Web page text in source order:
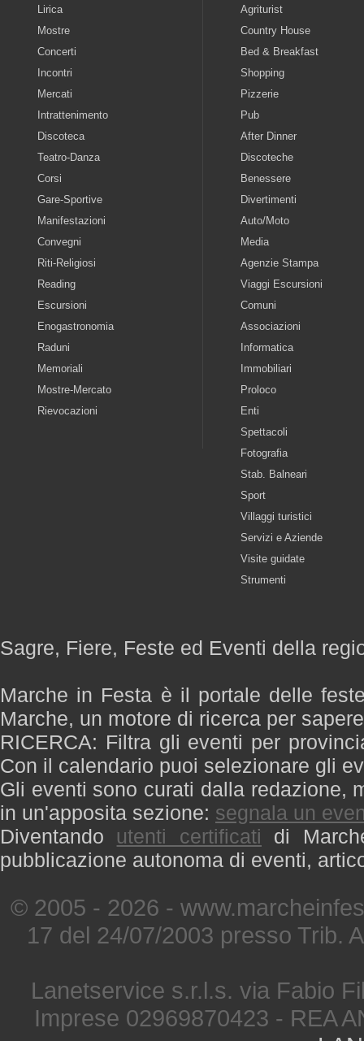
Lirica
Mostre
Concerti
Incontri
Mercati
Intrattenimento
Discoteca
Teatro-Danza
Corsi
Gare-Sportive
Manifestazioni
Convegni
Riti-Religiosi
Reading
Escursioni
Enogastronomia
Raduni
Memoriali
Mostre-Mercato
Rievocazioni
Agriturist
Country House
Bed & Breakfast
Shopping
Pizzerie
Pub
After Dinner
Discoteche
Benessere
Divertimenti
Auto/Moto
Media
Agenzie Stampa
Viaggi Escursioni
Comuni
Associazioni
Informatica
Immobiliari
Proloco
Enti
Spettacoli
Fotografia
Stab. Balneari
Sport
Villaggi turistici
Servizi e Aziende
Visite guidate
Strumenti
Sagre, Fiere, Feste ed Eventi della
Marche in Festa è il portale delle
Marche, un motore di ricerca per
RICERCA: Filtra gli eventi per
Con il calendario puoi selezionare gli
Gli eventi sono curati dalla redazione,
in un'apposita sezione: segnala un
Diventando utenti certificati di
pubblicazione autonoma di eventi,
© 2005 - 2026 -
17 del 24/07/2003 presso Trib.
Lanetservice s.r.l.s. via Fabio
Imprese 02969870423 - REA